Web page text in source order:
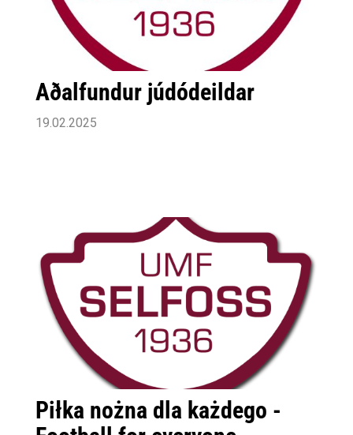
Aðalfundur júdódeildar
19.02.2025
Piłka nożna dla każdego -